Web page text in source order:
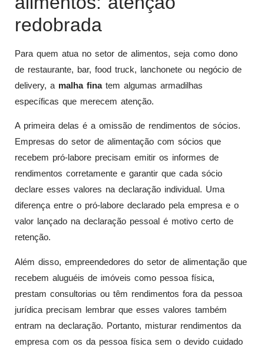
redobrada
Para quem atua no setor de alimentos, seja como dono
de restaurante, bar, food truck, lanchonete ou negócio de
delivery, a malha finatem algumas armadilhas
específicas que merecem atenção.
A primeira delas é a omissão de rendimentos de sócios.
Empresas do setor de alimentação com sócios que
recebem pró-labore precisam emitir os informes de
rendimentos corretamente e garantir que cada sócio
declare esses valores na declaração individual. Uma
diferença entre o pró-labore declarado pela empresa e o
valor lançado na declaração pessoal é motivo certo de
retenção.
Além disso, empreendedores do setor de alimentação que
recebem aluguéis de imóveis como pessoa física,
prestam consultorias ou têm rendimentos fora da pessoa
jurídica precisam lembrar que esses valores também
entram na declaração. Portanto, misturar rendimentos da
empresa com os da pessoa física sem o devido cuidado